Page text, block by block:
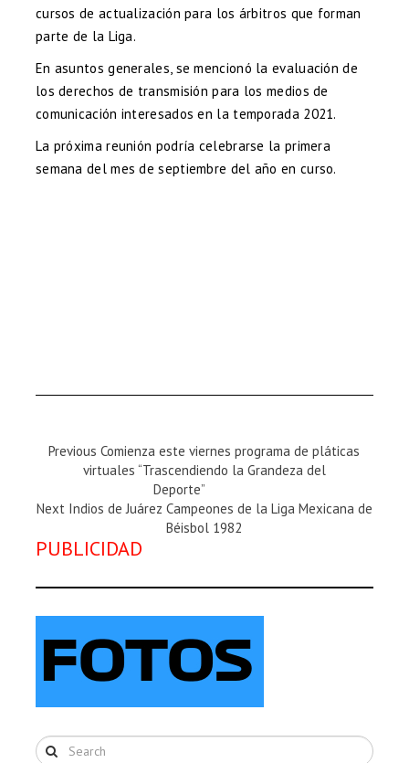
cursos de actualización para los árbitros que forman
parte de la Liga.
En asuntos generales, se mencionó la evaluación de
los derechos de transmisión para los medios de
comunicación interesados en la temporada 2021.
La próxima reunión podría celebrarse la primera
semana del mes de septiembre del año en curso.
Previous
Magazine
Previous Comienza este viernes programa de pláticas
virtuales “Trascendiendo la Grandeza del
Deporte”
Next
:
Next Indios de Juárez Campeones de la Liga Mexicana de
Béisbol 1982
PUBLICIDAD